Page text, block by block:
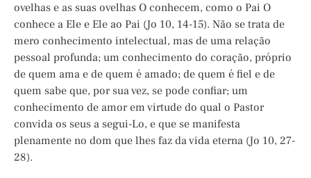
ovelhas e as suas ovelhas O conhecem, como o Pai O
conhece a Ele e Ele ao Pai (Jo 10, 14-15). Não se trata de
mero conhecimento intelectual, mas de uma relação
pessoal profunda; um conhecimento do coração, próprio
de quem ama e de quem é amado; de quem é fiel e de
quem sabe que, por sua vez, se pode confiar; um
conhecimento de amor em virtude do qual o Pastor
convida os seus a segui-Lo, e que se manifesta
plenamente no dom que lhes faz da vida eterna (Jo 10, 27-
28).